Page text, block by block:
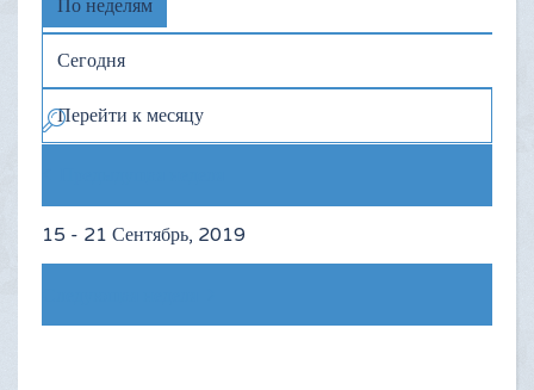
По неделям
Сегодня
Перейти к месяцу
15 - 21 Сентябрь, 2019